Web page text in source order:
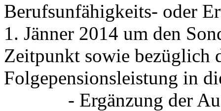
Berufsunfähigkeits- oder
1. Jänner 2014 um den
Zeitpunkt sowie bezüglich
Folgepensionsleistung in
- Ergänzung der